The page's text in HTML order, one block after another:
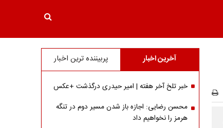
آخرین اخبار پربیننده ترین اخبار
خبر تلخ آخر هفته | امیر حیدری درگذشت +عکس
محسن رضایی: اجازه باز شدن مسیر دوم در تنگه
هرمز را نخواهیم داد